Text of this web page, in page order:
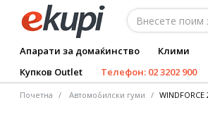
Апарати за домаќинство Клими
Купков Outlet
Телефон: 02 3202 900
Почетна Автомобилски гуми